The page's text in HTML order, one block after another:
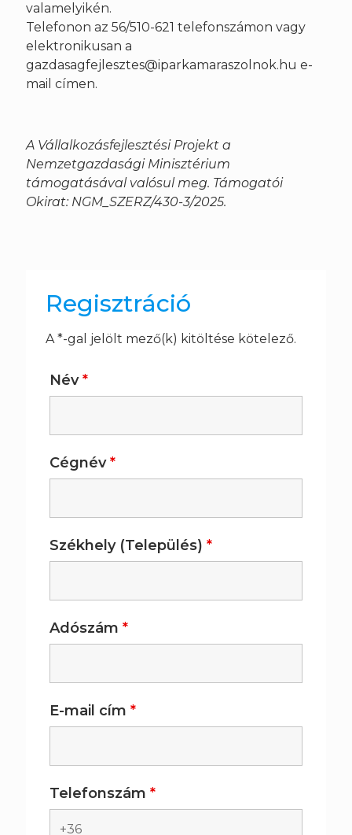
valamelyikén.
Telefonon az 56/510-621 telefonszámon vagy
elektronikusan a
gazdasagfejlesztes@iparkamaraszolnok.hu e-
mail címen.
A Vállalkozásfejlesztési Projekt a
Nemzetgazdasági Minisztérium
támogatásával valósul meg. Támogatói
Okirat: NGM_SZERZ/430-3/2025.
Regisztráció
A *-gal jelölt mező(k) kitöltése kötelező.
Név*
Cégnév*
Székhely (Település) *
Adószám *
E-mail cím *
Telefonszám *